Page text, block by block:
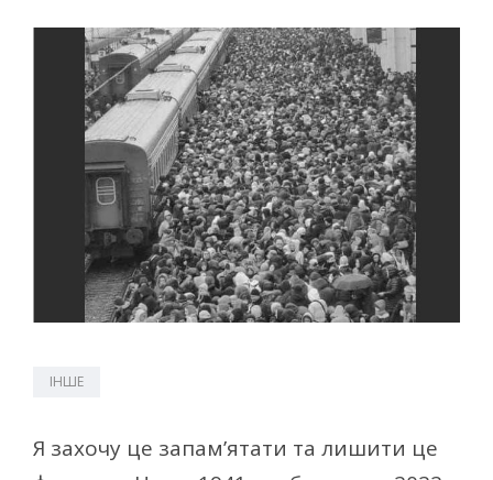
ІНШЕ
Я захочу це запам’ятати та лишити це